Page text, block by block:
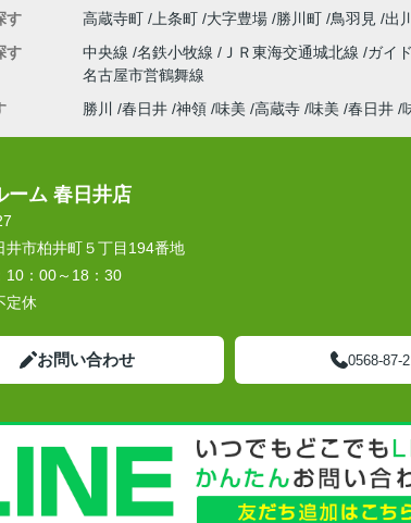
す
高蔵寺町 上条町 大字豊場 勝川町 鳥羽見 出
す
中央線 名鉄小牧線 ＪＲ東海交通城北線 ガイ
名古屋市営鶴舞線
勝川 春日井 神領 味美 高蔵寺 味美 春日井
ーム 春日井店
井市柏井町５丁目194番地
10：00～18：30
定休
お問い合わせ 0568-87-